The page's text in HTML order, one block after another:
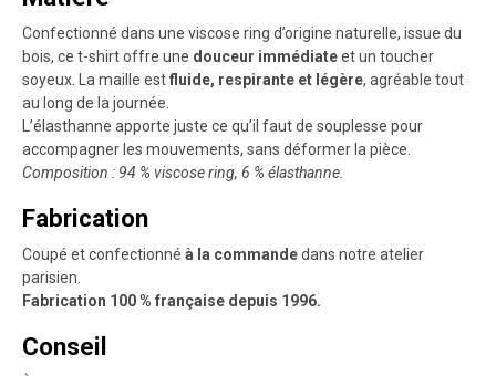
Confectionné dans une viscose ring d’origine naturelle, issue du
bois, ce t-shirt offre une douceur immédiateet un toucher
soyeux. La maille estfluide, respirante et légère, agréable tout
au long de la journée.
L’élasthanne apporte juste ce qu’il faut de souplesse pour
accompagner les mouvements, sans déformer la pièce.
Composition : 94 % viscose ring, 6 % élasthanne.
Fabrication
Coupé et confectionné à la commandedans notre atelier
parisien.
Fabrication 100 % française depuis 1996.
Conseil